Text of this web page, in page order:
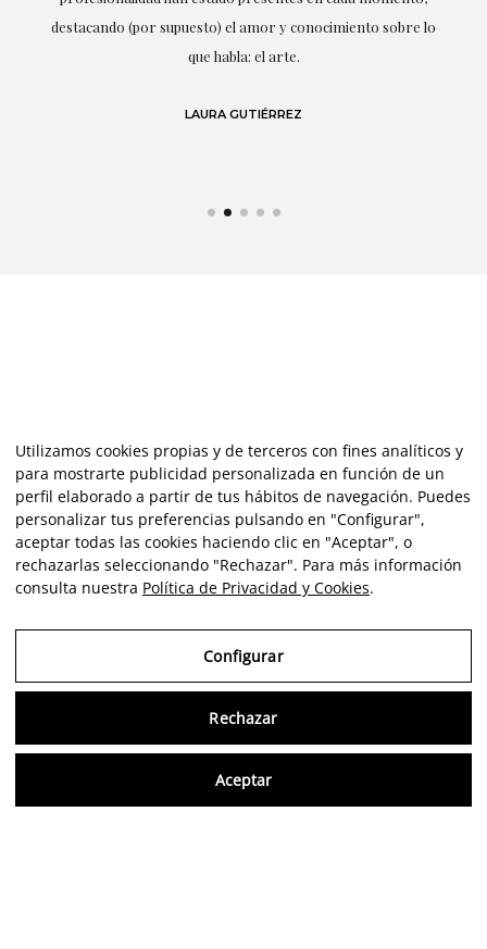
destacando (por supuesto) el amor y conocimiento sobre lo
que habla: el arte.
LAURA GUTIÉRREZ
Utilizamos cookies propias y de terceros con fines analíticos y
para mostrarte publicidad personalizada en función de un
perfil elaborado a partir de tus hábitos de navegación. Puedes
personalizar tus preferencias pulsando en "Configurar",
aceptar todas las cookies haciendo clic en "Aceptar", o
rechazarlas seleccionando "Rechazar". Para más información
consulta nuestra Política de Privacidad y Cookies.
Configurar
Rechazar
Aceptar